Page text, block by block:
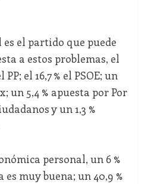
el partido que puede
a estos problemas, el
el 16,7 % el PSOE; un
un 5,4 % apuesta por Por
y un 1,3 %
personal, un 6 %
muy buena; un 40,9 %